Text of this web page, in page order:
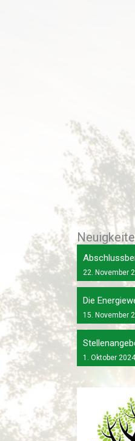
22. November
Die
15. November
1. Oktober 2024